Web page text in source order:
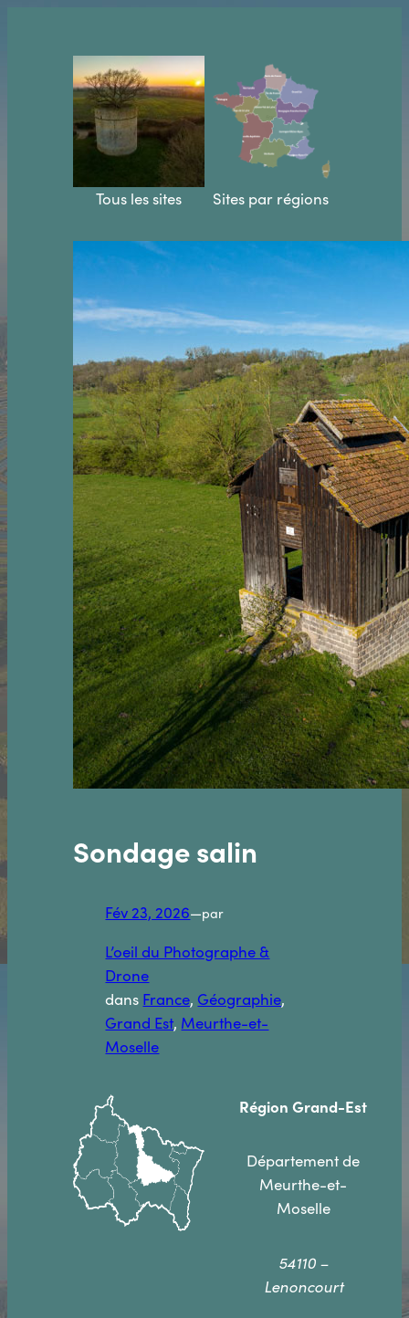
Tous les sites Sites par régions
Sondage salin
Fév 23, 2026—par
L’oeil du Photographe &
Drone
dans France, Géographie
Grand Est, Meurthe-et-
Moselle
Région Grand-Est
Département de
Meurthe-et-
Moselle
54110 –
Lenoncourt